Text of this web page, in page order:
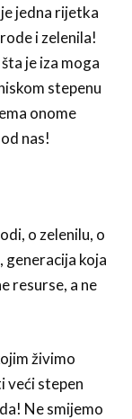
jedna rijetka
i zelenila!
je iza moga
stepenu
onome
nas!
o zelenilu, o
generacija koja
resurse, a ne
živimo
veći stepen
Ne smijemo